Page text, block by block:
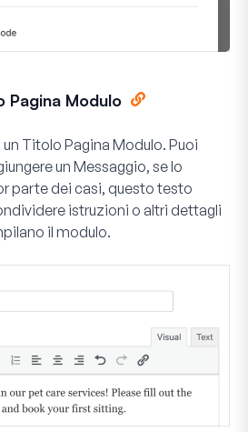
Pagina Modulo
Titolo Pagina Modulo. Puoi
un Messaggio, se lo
parte dei casi, questo testo
istruzioni o altri dettagli
il modulo.